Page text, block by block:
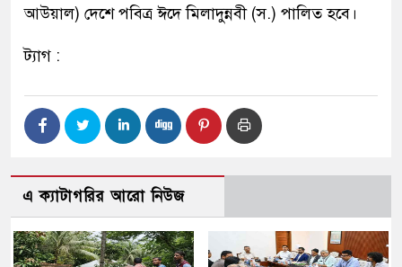
আউয়াল) দেশে পবিত্র ঈদে মিলাদুন্নবী (স.) পালিত হবে।
ট্যাগ :
এ ক্যাটাগরির আরো নিউজ